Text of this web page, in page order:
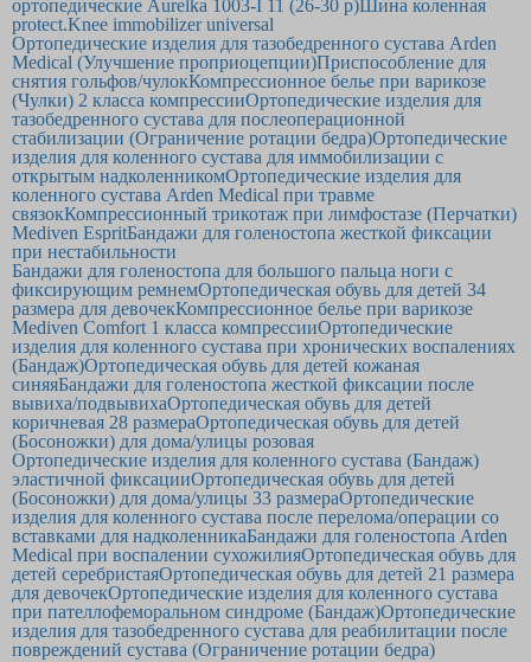
ортопедические Aurelka 1003-I 11 (26-30 р)Шина коленная
protect.Knee immobilizer universal
Ортопедические изделия для тазобедренного сустава Arden
Medical (Улучшение проприоцепции)Приспособление для
снятия гольфов/чулокКомпрессионное белье при варикозе
(Чулки) 2 класса компрессииОртопедические изделия для
тазобедренного сустава для послеоперационной
стабилизации (Ограничение ротации бедра)Ортопедические
изделия для коленного сустава для иммобилизации с
открытым надколенникомОртопедические изделия для
коленного сустава Arden Medical при травме
связокКомпрессионный трикотаж при лимфостазе (Перчатки)
Mediven EspritБандажи для голеностопа жесткой фиксации
при нестабильности
Бандажи для голеностопа для большого пальца ноги с
фиксирующим ремнемОртопедическая обувь для детей 34
размера для девочекКомпрессионное белье при варикозе
Mediven Comfort 1 класса компрессииОртопедические
изделия для коленного сустава при хронических воспалениях
(Бандаж)Ортопедическая обувь для детей кожаная
синяяБандажи для голеностопа жесткой фиксации после
вывиха/подвывихаОртопедическая обувь для детей
коричневая 28 размераОртопедическая обувь для детей
(Босоножки) для дома/улицы розовая
Ортопедические изделия для коленного сустава (Бандаж)
эластичной фиксацииОртопедическая обувь для детей
(Босоножки) для дома/улицы 33 размераОртопедические
изделия для коленного сустава после перелома/операции со
вставками для надколенникаБандажи для голеностопа Arden
Medical при воспалении сухожилияОртопедическая обувь для
детей серебристаяОртопедическая обувь для детей 21 размера
для девочекОртопедические изделия для коленного сустава
при пателлофеморальном синдроме (Бандаж)Ортопедические
изделия для тазобедренного сустава для реабилитации после
повреждений сустава (Ограничение ротации бедра)